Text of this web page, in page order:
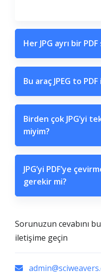
Her JPG ayrı bir
Bu araç JPEG to
Birden çok JPG’yi
miyim?
JPG’yi PDF’ye
gerekir mi?
Sorunuzun cevabını
iletişime geçin